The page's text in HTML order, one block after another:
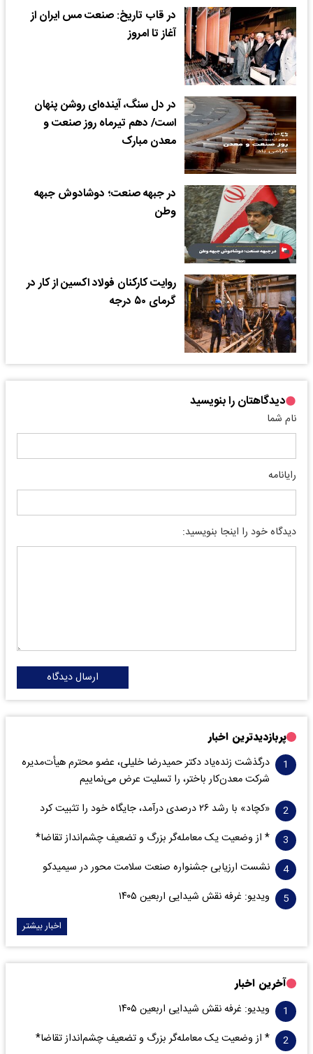
در قاب تاریخ: صنعت مس ایران از
آغاز تا امروز
در دل سنگ، آینده‌ای روشن پنهان
است/ دهم تیرماه روز صنعت و
معدن مبارک
در جبهه صنعت؛ دوشادوش جبهه
وطن
روایت کارکنان فولاد اکسین از کار در
گرمای ۵۰ درجه
دیدگاهتان را بنویسید
نام شما
رایانامه
دیدگاه خود را اینجا بنویسید:
ارسال دیدگاه
پربازدیدترین اخبار
درگذشت زنده‌یاد دکتر حمیدرضا خلیلی، عضو محترم هیأت‌مدیره
شرکت معدن‌کار باختر، را تسلیت عرض می‌نماییم
«کچاد» با رشد ۲۶ درصدی درآمد، جایگاه خود را تثبیت کرد
* از وضعیت یک معامله‌گر بزرگ و تضعیف چشم‌انداز تقاضا*
نشست ارزیابی جشنواره صنعت سلامت‌ محور در سیمیدکو
ویدیو: غرفه نقش شیدایی اربعین ۱۴۰۵
اخبار بیشتر
آخرین اخبار
ویدیو: غرفه نقش شیدایی اربعین ۱۴۰۵
* از وضعیت یک معامله‌گر بزرگ و تضعیف چشم‌انداز تقاضا*